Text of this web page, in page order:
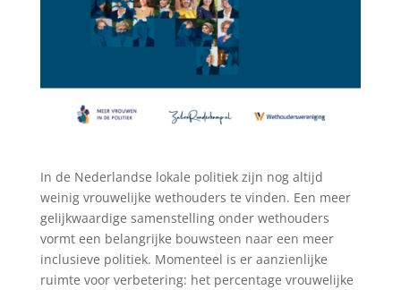
In de Nederlandse lokale politiek zijn nog altijd
weinig vrouwelijke wethouders te vinden. Een meer
gelijkwaardige samenstelling onder wethouders
vormt een belangrijke bouwsteen naar een meer
inclusieve politiek. Momenteel is er aanzienlijke
ruimte voor verbetering: het percentage vrouwelijke